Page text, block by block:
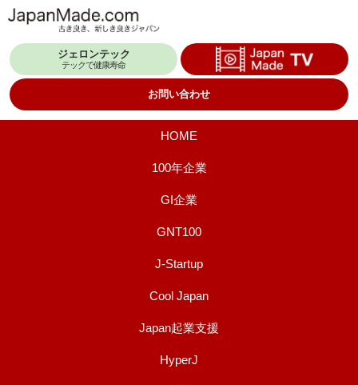
テ
ジェロンテック
テックで健康寿命
お問い合わせ
HOME
100年企業
GI企業
GNT100
J-Startup
Cool Japan
Japan起業支援
HyperJ